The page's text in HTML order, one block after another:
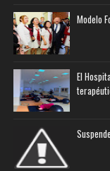
Modelo
El